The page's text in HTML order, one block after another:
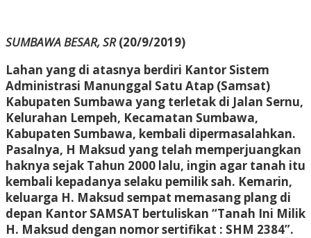
SUMBAWA BESAR, SR (20/9/2019)
Lahan yang di atasnya berdiri Kantor Sistem
Administrasi Manunggal Satu Atap (Samsat)
Kabupaten Sumbawa yang terletak di Jalan Sernu,
Kelurahan Lempeh, Kecamatan Sumbawa,
Kabupaten Sumbawa, kembali dipermasalahkan.
Pasalnya, H Maksud yang telah memperjuangkan
haknya sejak Tahun 2000 lalu, ingin agar tanah itu
kembali kepadanya selaku pemilik sah. Kemarin,
keluarga H. Maksud sempat memasang plang di
depan Kantor SAMSAT bertuliskan “Tanah Ini Milik
H. Maksud dengan nomor sertifikat : SHM 2384”.